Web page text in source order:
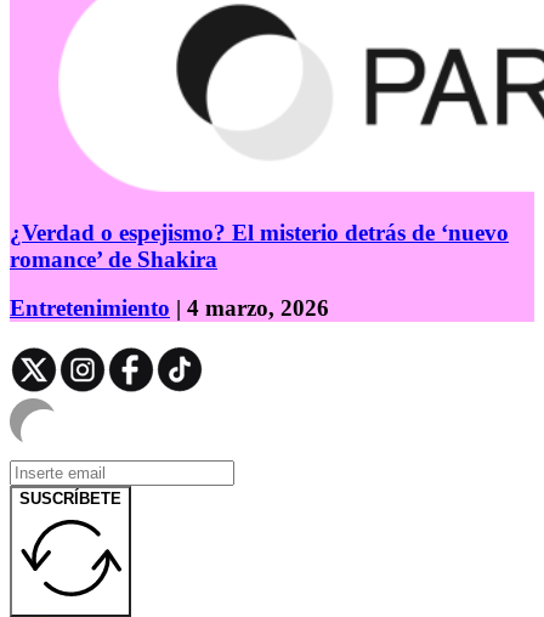
¿Verdad o espejismo? El misterio detrás de ‘nuevo
romance’ de Shakira
Entretenimiento | 4 marzo, 2026
SUSCRÍBETE